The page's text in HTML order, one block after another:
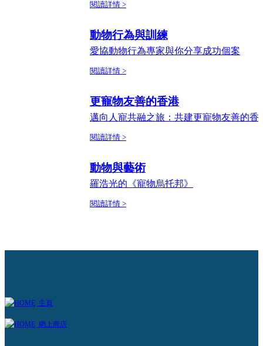
閱讀詳情 >
動物行為與訓練
愛協動物行為專家與你分享成功個案
閱讀詳情 >
更寵物友善的香港
邁向人寵共融之旅：共建更寵物友善的香
閱讀詳情 >
動物與藝術
羅浩光的《寵物烏托邦》
閱讀詳情 >
主頁
網上商店